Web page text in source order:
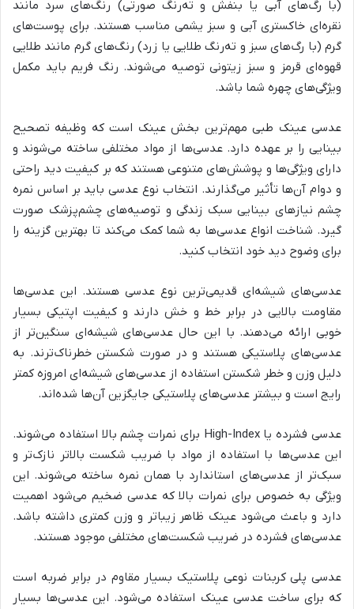
(با رگ‌های آبی یا بنفش و ته‌رنگ صورتی) رنگ‌های سرد مانند
نقره‌ای خاکستری آبی و سبز یشمی مناسب هستند. برای پوست‌های
گرم (با رگ‌های سبز و ته‌رنگ طلایی یا زرد) رنگ‌های گرم مانند طلایی
قهوه‌ای قرمز و سبز زیتونی توصیه می‌شوند. رنگ فریم باید مکمل
ویژگی‌های چهره شما باشد.
عدسی عینک طبی مهم‌ترین بخش عینک است که وظیفه تصحیح
بینایی را بر عهده دارد. عدسی‌ها از مواد مختلفی ساخته می‌شوند و
دارای ویژگی‌ها و پوشش‌های متنوعی هستند که بر کیفیت دید راحتی
و دوام آن‌ها تأثیر می‌گذارند. انتخاب نوع عدسی باید بر اساس نمره
چشم نیازهای بینایی سبک زندگی و توصیه‌های چشم‌پزشک صورت
گیرد. شناخت انواع عدسی‌ها به شما کمک می‌کند تا بهترین گزینه را
برای وضوح دید خود انتخاب کنید.
عدسی‌های شیشه‌ای قدیمی‌ترین نوع عدسی هستند. این عدسی‌ها
مقاومت بالایی در برابر خط و خش دارند و کیفیت اپتیکی بسیار
خوبی ارائه می‌دهند. با این حال عدسی‌های شیشه‌ای سنگین‌تر از
عدسی‌های پلاستیکی هستند و در صورت شکستن خطرناک‌ترند. به
دلیل وزن و خطر شکستن استفاده از عدسی‌های شیشه‌ای امروزه کمتر
رایج است و بیشتر عدسی‌های پلاستیکی جایگزین آن‌ها شده‌اند.
عدسی فشرده یا High-Index برای نمرات چشم بالا استفاده می‌شوند.
این عدسی‌ها با استفاده از مواد با ضریب شکست بالاتر نازک‌تر و
سبک‌تر از عدسی‌های استاندارد با همان نمره ساخته می‌شوند. این
ویژگی به خصوص برای نمرات بالا که عدسی ضخیم می‌شود اهمیت
دارد و باعث می‌شود عینک ظاهر زیباتر و وزن کمتری داشته باشد.
عدسی‌های فشرده در ضریب شکست‌های مختلفی موجود هستند.
عدسی پلی کربنات نوعی پلاستیک بسیار مقاوم در برابر ضربه است
که برای ساخت عدسی عینک استفاده می‌شود. این عدسی‌ها بسیار